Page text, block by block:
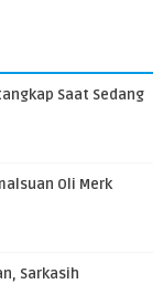
Saat Sedang
Oli Merk
Sarkasih